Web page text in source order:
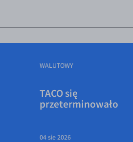
WALUTOWY
TACO się
przeterminowało
04 sie 2026